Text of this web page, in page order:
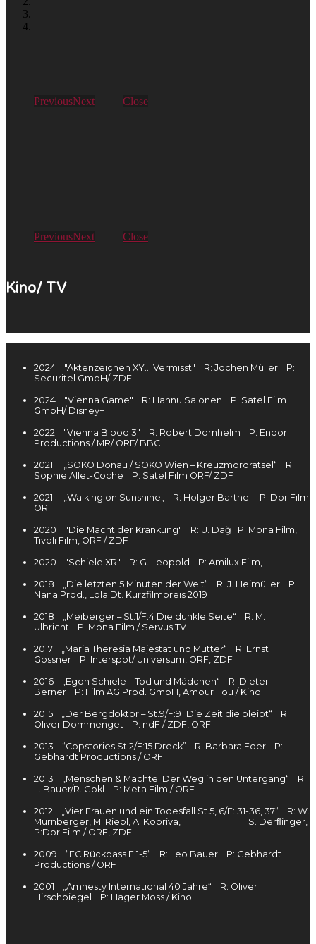
PreviousNext Close
PreviousNext Close
Kino/ TV
2024 "Aktenzeichen XY... Vermisst" R: Jochen Müller P:
Securitel GmbH/ ZDF
2024 "Vienna Game" R: Hannu Salonen P: Satel Film
GmbH/ Disney+
2022 "Vienna Blood 3" R: Robert Dornhelm P: Endor
Productions / MR/ ORF/ BBC
2021 „SOKO Donau / SOKO Wien – Kreuzmordrätsel“ R:
Sophie Allet-Coche P: Satel Film ORF/ ZDF
2021 „Walking on Sunshine„ R: Holger Barthel P: Dor Film
ORF
2020 "Die Macht der Kränkung" R: U. Dağ P: Mona Film,
Tivoli Film, ORF / ZDF
2020 "Schiele XR" R: G. Leopold P: Amilux Film,
2018 „Die letzten 5 Minuten der Welt“ R: J. Heimüller P:
Nana Prod., Lola Dt. Kurzfilmpreis 2019
2018 „Meiberger – St.1/F:4 Die dunkle Seite“
R: M.
Ulbricht
P: Mona Film / Servus TV
2017 „Maria Theresia Majestät und Mutter“ R: Ernst
Gossner P: Interspot/ Universum, ORF, ZDF
2016 „Egon Schiele – Tod und Mädchen“ R: Dieter
Berner P: Film AG Prod. GmbH, Amour Fou / Kino
2015 „Der Bergdoktor – St.9/F:91 Die Zeit die bleibt“ R:
Oliver Dommenget P: ndF / ZDF, ORF
2013 “Copstories St.2/F:15 Dreck” R: Barbara Eder P:
Gebhardt Productions / ORF
2013 „Menschen & Mächte: Der Weg in den Untergang“ R:
L. Bauer/R. Gokl P: Meta Film / ORF
2012 „Vier Frauen und ein Todesfall St.5, 6/F: 31-36, 37“ R: W.
Murnberger, M. Riebl, A. Kopriva,
S. Derﬂinger,
P:Dor Film / ORF, ZDF
2009 “FC Rückpass F:1-5“ R: Leo Bauer P: Gebhardt
Productions / ORF
2001 „Amnesty International 40 Jahre“ R: Oliver
Hirschbiegel P: Hager Moss / Kino